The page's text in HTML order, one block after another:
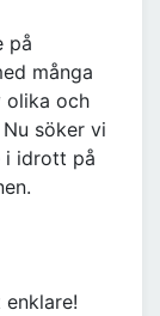
på
många
olika och
söker vi
i idrott på